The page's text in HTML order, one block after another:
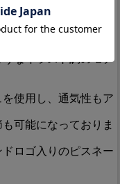
火をデザイン。
ットが描かれていま
なイラスト調のモチ
使用し、通気性もア
可能になっておりま
ロゴ入りのピスネー